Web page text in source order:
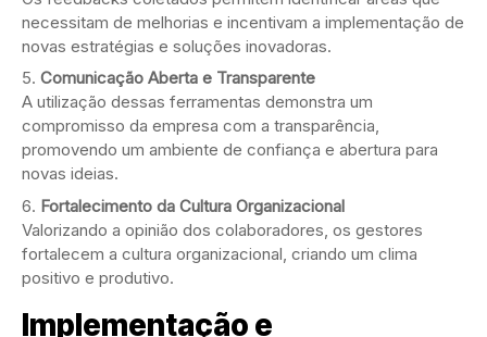
necessitam de melhorias e incentivam a implementação de
novas estratégias e soluções inovadoras.
Comunicação Aberta e Transparente
A utilização dessas ferramentas demonstra um
compromisso da empresa com a transparência,
promovendo um ambiente de confiança e abertura para
novas ideias.
Fortalecimento da Cultura Organizacional
Valorizando a opinião dos colaboradores, os gestores
fortalecem a cultura organizacional, criando um clima
positivo e produtivo.
Implementação e